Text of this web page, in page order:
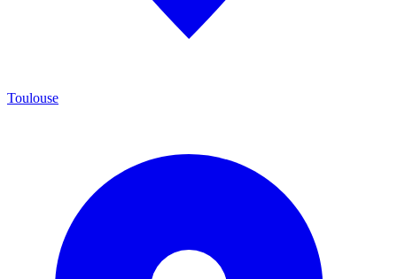
Toulouse